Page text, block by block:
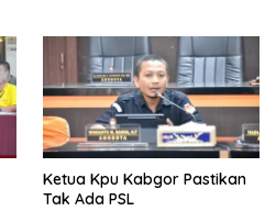
Ketua Kpu Kabgor Pastikan
Tak Ada PSL